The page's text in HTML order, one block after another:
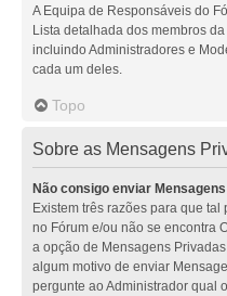
A Equipa de Responsáveis do
Lista detalhada dos membros
incluindo Administradores e
cada um deles.
Topo
Sobre as Mensagens
Não consigo enviar
Existem três razões para que
no Fórum e/ou não se encontra
a opção de Mensagens
algum motivo de enviar
pergunte ao Administrador qual